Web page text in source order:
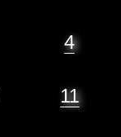
4
11